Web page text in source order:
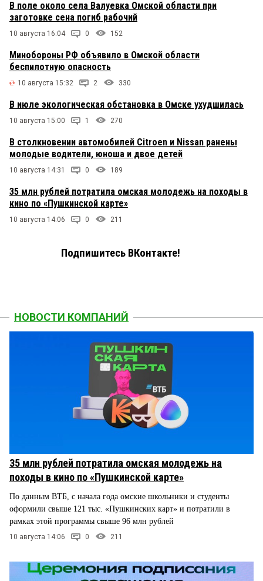
В поле около села Валуевка Омской области при
заготовке сена погиб рабочий
10 августа 16:04 0 152
Минобороны РФ объявило в Омской области
беспилотную опасность
10 августа 15:32 2 330
В июле экологическая обстановка в Омске ухудшилась
10 августа 15:00 1 270
В столкновении автомобилей Citroen и Nissan ранены
молодые водители, юноша и двое детей
10 августа 14:31 0 189
35 млн рублей потратила омская молодежь на походы в
кино по «Пушкинской карте»
10 августа 14:06 0 211
Подпишитесь ВКонтакте!
НОВОСТИ КОМПАНИЙ
35 млн рублей потратила омская молодежь на
походы в кино по «Пушкинской карте»
По данным ВТБ, с начала года омские школьники и студенты
оформили свыше 121 тыс. «Пушкинских карт» и потратили в
рамках этой программы свыше 96 млн рублей
10 августа 14:06 0 211